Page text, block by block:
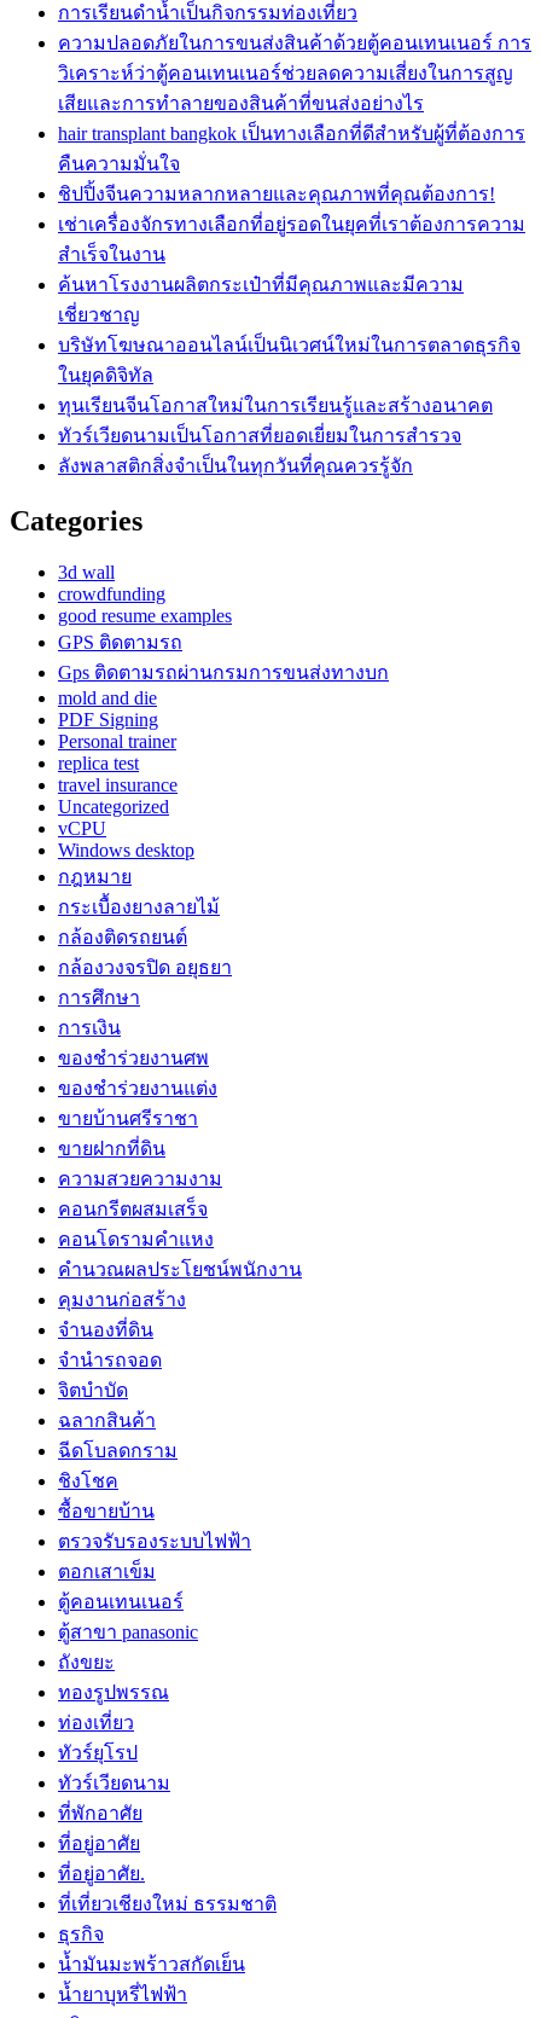
การเรียนดำน้ำเป็นกิจกรรมท่องเที่ยว
ความปลอดภัยในการขนส่งสินค้าด้วยตู้คอนเทนเนอร์ การ
วิเคราะห์ว่าตู้คอนเทนเนอร์ช่วยลดความเสี่ยงในการสูญ
เสียและการทำลายของสินค้าที่ขนส่งอย่างไร
hair transplant bangkok เป็นทางเลือกที่ดีสำหรับผู้ที่ต้องการ
คืนความมั่นใจ
ชิปปิ้งจีนความหลากหลายและคุณภาพที่คุณต้องการ!
เช่าเครื่องจักรทางเลือกที่อยู่รอดในยุคที่เราต้องการความ
สำเร็จในงาน
ค้นหาโรงงานผลิตกระเป๋าที่มีคุณภาพและมีความ
เชี่ยวชาญ
บริษัทโฆษณาออนไลน์เป็นนิเวศน์ใหม่ในการตลาดธุรกิจ
ในยุคดิจิทัล
ทุนเรียนจีนโอกาสใหม่ในการเรียนรู้และสร้างอนาคต
ทัวร์เวียดนามเป็นโอกาสที่ยอดเยี่ยมในการสำรวจ
ลังพลาสติกสิ่งจำเป็นในทุกวันที่คุณควรรู้จัก
Categories
3d wall
crowdfunding
good resume examples
GPS ติดตามรถ
Gps ติดตามรถผ่านกรมการขนส่งทางบก
mold and die
PDF Signing
Personal trainer
replica test
travel insurance
Uncategorized
vCPU
Windows desktop
กฎหมาย
กระเบื้องยางลายไม้
กล้องติดรถยนต์
กล้องวงจรปิด อยุธยา
การศึกษา
การเงิน
ของชำร่วยงานศพ
ของชำร่วยงานแต่ง
ขายบ้านศรีราชา
ขายฝากที่ดิน
ความสวยความงาม
คอนกรีตผสมเสร็จ
คอนโดรามคำแหง
คำนวณผลประโยชน์พนักงาน
คุมงานก่อสร้าง
จำนองที่ดิน
จำนำรถจอด
จิตบำบัด
ฉลากสินค้า
ฉีดโบลดกราม
ชิงโชค
ซื้อขายบ้าน
ตรวจรับรองระบบไฟฟ้า
ตอกเสาเข็ม
ตู้คอนเทนเนอร์
ตู้สาขา panasonic
ถังขยะ
ทองรูปพรรณ
ท่องเที่ยว
ทัวร์ยุโรป
ทัวร์เวียดนาม
ที่พักอาศัย
ที่อยู่อาศัย
ที่อยู่อาศัย.
ที่เที่ยวเชียงใหม่ ธรรมชาติ
ธุรกิจ
น้ำมันมะพร้าวสกัดเย็น
น้ำยาบุหรี่ไฟฟ้า